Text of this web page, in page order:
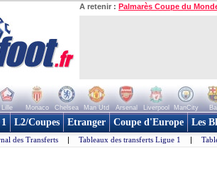
A retenir : Palmarès Coupe du
Lille Monaco Chelsea Man Utd Arsenal Liverpool ManCity
L2/Coupes Etranger Coupe d'Europe Les
des Transferts | Tableaux des transferts Ligue 1 |